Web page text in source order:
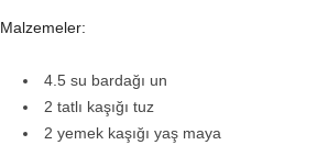
Malzemeler:
4.5 su bardağı un
2 tatlı kaşığı tuz
2 yemek kaşığı yaş maya